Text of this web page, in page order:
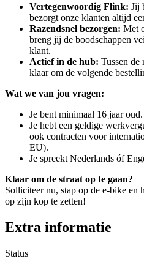
Vertegenwoordig Flink: Jij
bezorgt onze klanten altijd
Razendsnel bezorgen: Met
breng jij de boodschappen
klant.
Actief in de hub: Tussen de
klaar om de volgende
Wat we van jou vragen:
Je bent minimaal 16 jaar oud.
Je hebt een geldige
ook contracten voor
EU).
Je spreekt Nederlands óf
Klaar om de straat op te gaan?
Solliciteer nu, stap op de e-bike en
op zijn kop te zetten!
Extra informatie
Status